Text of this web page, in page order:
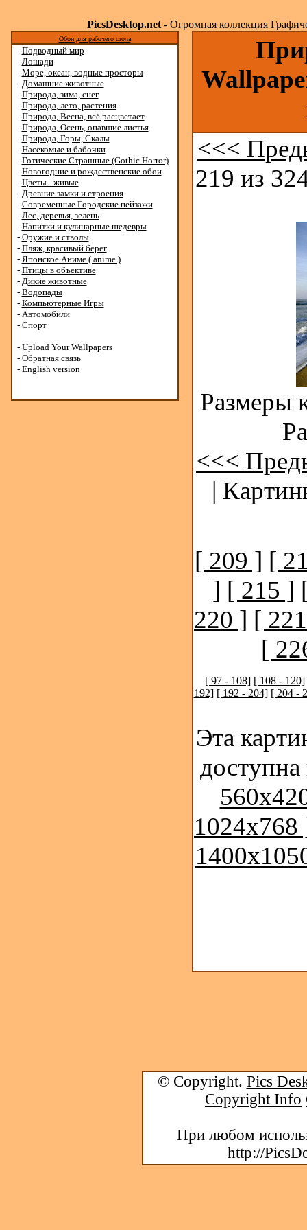
PicsDesktop.net- Огромная коллекция
Обои для рабочего стола
- Подводный мир
- Лошади
- Море, океан, водные просторы
- Домашние животные
- Природа, зима, снег
- Природа, лето, растения
- Природа, Весна, всё расцветает
- Природа, Осень, опавшие листья
- Природа, Горы, Скалы
- Насекомые и бабочки
- Готические Страшные (Gothic Horror)
- Новогодние и рождественские обои
- Цветы - живые
- Древние замки и строения
- Современные Городские пейзажи
- Лес, деревья, зелень
- Напитки и кулинарные шедевры
- Оружие и стволы
- Пляж, красивый берег
- Японское Аниме ( anime )
- Птицы в объективе
- Дикие животные
- Водопады
- Компьютерные Игры
- Автомобили
- Спорт
- Upload Your Wallpapers
- Обратная связь
- English version
<<<
219 из
Размеры
<<<
|
[ 209 ] [
] [ 215 ]
220 ] [
[
[ 97 - 108] [ 108 - 120]
192] [ 192 - 204] [ 204 -
Эта
1024x768
© Copyright. Pics
Copyright Info
При любом
http://